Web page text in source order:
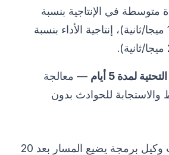
متوسطة في الإنتاجية بنسبة
185% (0.43 ← 1.24 ميجا/ثانية)، إنتاجية الأداء بنسبة
لمدة 5 أيام
— معالجة
والاستجابة للحوادث بدون
إذا سبق لك وشاهدت وكيل برمجة يضيع المسار بعد 20